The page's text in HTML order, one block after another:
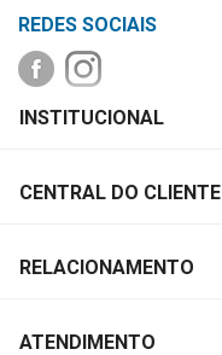
e
OFERTAS
OFERTAS
REDES SOCIAIS
PAGAMENTO
INSTITUCIONAL
CENTRAL DO CLIENTE
RELACIONAMENTO
ATENDIMENTO